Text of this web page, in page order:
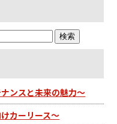
ンスと未来の魅力～
カーリース～